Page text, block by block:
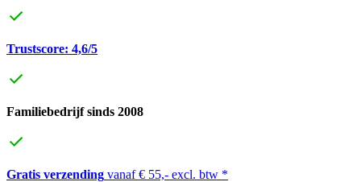
Trustscore: 4,6/5
Familiebedrijf sinds 2008
Gratis verzending vanaf € 55,- excl. btw *